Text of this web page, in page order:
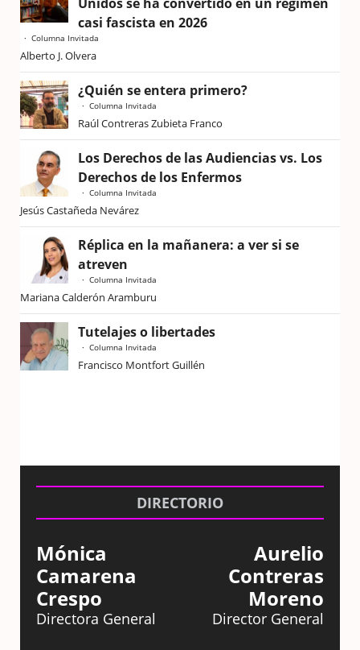
casi fascista en 2026
Columna Invitada
Alberto J. Olvera
¿Quién se entera primero?
Columna Invitada
Raúl Contreras Zubieta Franco
Los Derechos de las Audiencias vs. Los
Derechos de los Enfermos
Columna Invitada
Jesús Castañeda Nevárez
Réplica en la mañanera: a ver si se
atreven
Columna Invitada
Mariana Calderón Aramburu
Tutelajes o libertades
Columna Invitada
Francisco Montfort Guillén
DIRECTORIO
Mónica
Camarena
Crespo
Directora General
Aurelio
Contreras
Moreno
Director General